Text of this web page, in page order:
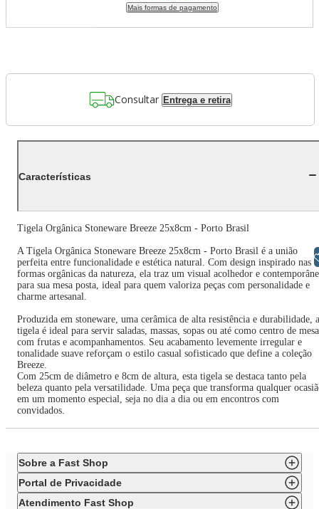
Mais formas de pagamento
Consultar Entrega e retira
Características
Tigela Orgânica Stoneware Breeze 25x8cm - Porto Brasil
A Tigela Orgânica Stoneware Breeze 25x8cm - Porto Brasil é a união
perfeita entre funcionalidade e estética natural. Com design inspirado nas
formas orgânicas da natureza, ela traz um visual acolhedor e
para sua mesa posta, ideal para quem valoriza peças com personalidade e
charme artesanal.
Produzida em stoneware, uma cerâmica de alta resistência e durabilidade, a
tigela é ideal para servir saladas, massas, sopas ou até como centro de mesa
com frutas e acompanhamentos. Seu acabamento levemente irregular e
tonalidade suave reforçam o estilo casual sofisticado que define a coleção
Breeze.
Com 25cm de diâmetro e 8cm de altura, esta tigela se destaca tanto pela
beleza quanto pela versatilidade. Uma peça que transforma qualquer
em um momento especial, seja no dia a dia ou em encontros com
convidados.
Sobre a Fast Shop
Portal de Privacidade
Atendimento Fast Shop
Libras